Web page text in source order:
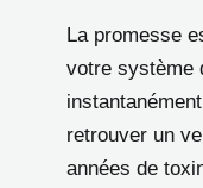
La promesse
votre système
retrouver un
années de